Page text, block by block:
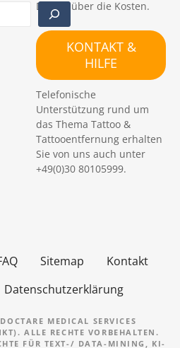
Details über die Kosten.
KONTAKT &
HILFE
Telefonische
Unterstützung rund um
das Thema Tattoo &
Tattooentfernung erhalten
Sie von uns auch unter
+49(0)30 80105999.
Sitemap
Kontakt
Datenschutzerklärung
MEDICAL SERVICES
ALLE RECHTE VORBEHALTEN.
FÜR TEXT-/ DATA-MINING, KI-T